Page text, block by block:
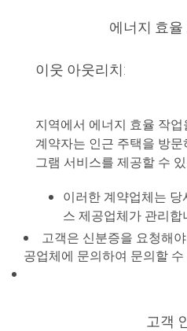
에너지 효율
이웃 아웃리치:
지역에서 에너지 효율 작업
계약자는 인근 주택을 방
그램 서비스를 제공할 수
이러한 계약업체는
스 제공업체가 관리합
고객은 신분증을 요청해
공업체에 문의하여 문의할
고객